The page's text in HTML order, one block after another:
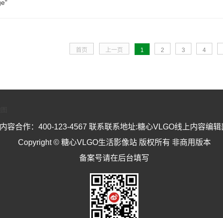
首页 上一页 1 2 3 4
内容合作：400-123-4567 联系联系地址:糖心VLGO线上内容编辑
Copyright © 糖心VLGO生活影像站 版权所有 非商用版本
备案号请在后台填写